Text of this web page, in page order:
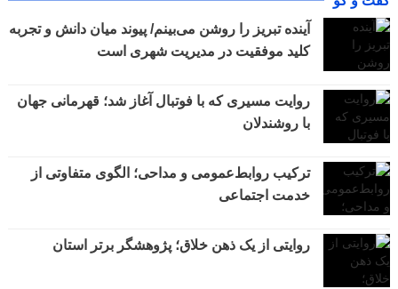
آینده تبریز را روشن می‌بینم/ پیوند میان دانش و تجربه
کلید موفقیت در مدیریت شهری است
روایت مسیری که با فوتبال آغاز شد؛ قهرمانی جهان
با روشندلان
ترکیب روابط‌عمومی و مداحی؛ الگوی متفاوتی از
خدمت اجتماعی
روایتی از یک ذهن خلاق؛ پژوهشگر برتر استان